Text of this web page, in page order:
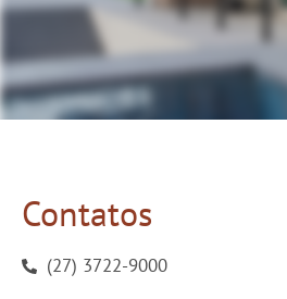
Contatos
(27) 3722-9000